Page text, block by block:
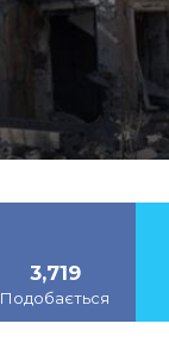
3,719
Подобається